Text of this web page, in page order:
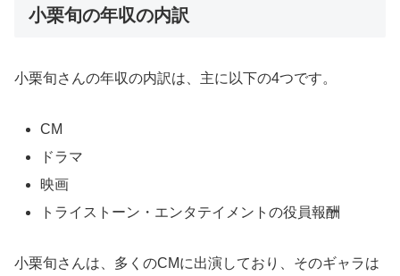
小栗旬の年収の内訳
小栗旬さんの年収の内訳は、主に以下の4つです。
CM
ドラマ
映画
トライストーン・エンタテイメントの役員報酬
小栗旬さんは、多くのCMに出演しており、そのギャラは